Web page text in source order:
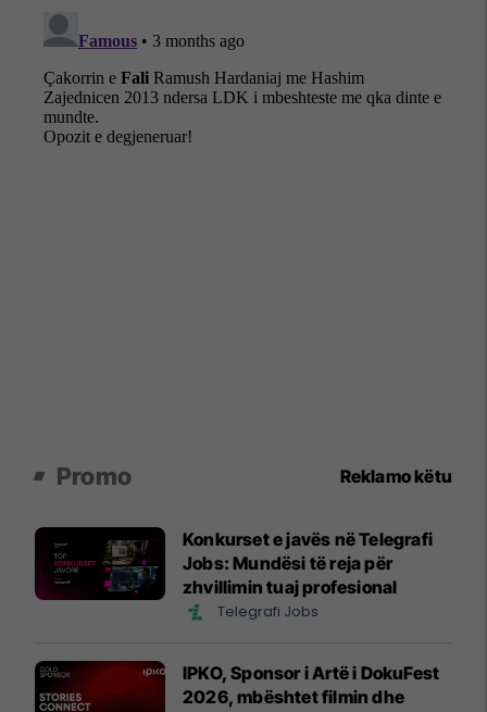
Promo Reklamo këtu
Konkurset e javës në Telegrafi
Jobs: Mundësi të reja për
zhvillimin tuaj profesional
Telegrafi Jobs
IPKO, Sponsor i Artë i DokuFest
2026, mbështet filmin dhe